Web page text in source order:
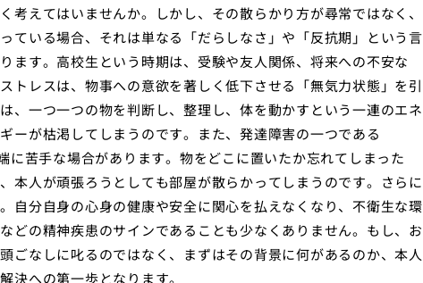
えてはいませんか。しかし、その散らかり方が尋常ではなく、
ている場合、それは単なる「だらしなさ」や「反抗期」という言
ます。高校生という時期は、受験や友人関係、将来への不安な
トレスは、物事への意欲を著しく低下させる「無気力状態」を引
、一つ一つの物を判断し、整理し、体を動かすという一連のエネ
ーが枯渇してしまうのです。また、発達障害の一つである
苦手な場合があります。物をどこに置いたか忘れてしまった
本人が頑張ろうとしても部屋が散らかってしまうのです。さらに
自分自身の心身の健康や安全に関心を払えなくなり、不衛生な環
どの精神疾患のサインであることも少なくありません。もし、お
ごなしに叱るのではなく、まずはその背景に何があるのか、本人
決への第一歩となります。